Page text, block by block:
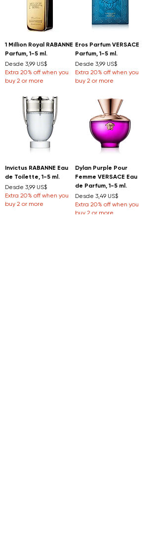
1 Million Royal RABANNE
Parfum, 1-5 ml.
Desde 3,99 US$
Precio de oferta
Extra 20% off when you
buy 2 or more
Eros Parfum VERSACE
Parfum, 1-5 ml.
Desde 3,99 US$
Precio de oferta
Extra 20% off when you
buy 2 or more
Invictus RABANNE Eau
de Toilette, 1-5 ml.
Desde 3,99 US$
Precio de oferta
Extra 20% off when you
buy 2 or more
Dylan Purple Pour
Femme VERSACE Eau
de Parfum, 1-5 ml.
Desde 3,49 US$
Precio de oferta
Extra 20% off when you
buy 2 or more